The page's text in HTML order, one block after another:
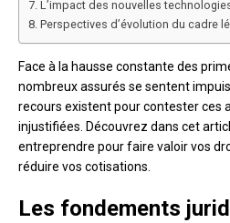
L’impact des nouvelles
Perspectives d’évolution du cadre
Face à la hausse constante des
nombreux assurés se sentent
recours existent pour contester ces
injustifiées. Découvrez dans cet
entreprendre pour faire valoir vos
réduire vos cotisations.
Les fondements